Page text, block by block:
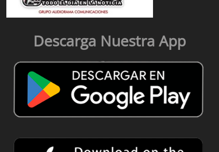
Descarga Nuestra App